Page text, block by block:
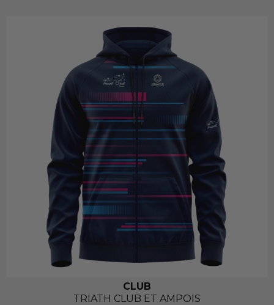
CLUB
TRIATH CLUB ET AMPOIS